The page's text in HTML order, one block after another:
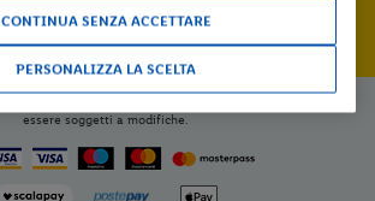
essere soggetti a modifiche.
CONTINUA SENZA ACCETTARE
PERSONALIZZA LA SCELTA